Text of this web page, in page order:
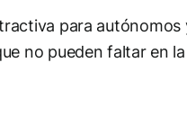
para autónomos
no pueden faltar en la